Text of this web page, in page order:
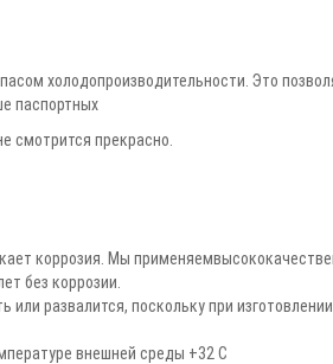
холодопроизводительности. Это
паспортных
смотрится прекрасно.
коррозия. Мы
без коррозии.
развалится, поскольку при
внешней среды +32 С